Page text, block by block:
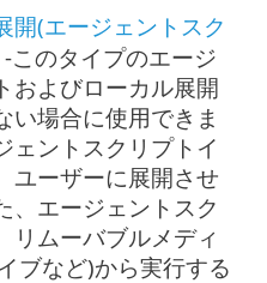
開(エージェントスク
-このタイプのエージ
およびローカル展開
い場合に使用できま
ェントスクリプトイ
ユーザーに展開させ
、エージェントスク
リムーバブルメディ
ブなど)から実行する